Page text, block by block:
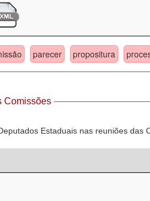
parecer propositura
Comissões
Estaduais nas reuniões das